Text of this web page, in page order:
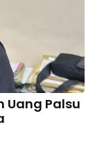
Uang Palsu